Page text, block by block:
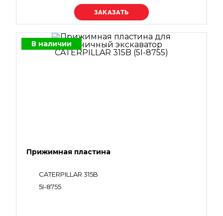
Уточняйте цену
В наличии
Прижимная пластина
CATERPILLAR 315B
5I-8755